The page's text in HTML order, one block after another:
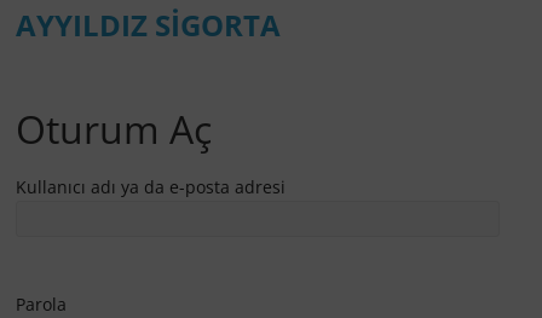
AYYILDIZ SİGORTA
Oturum Aç
Kullanıcı adı ya da e-posta adresi
Parola